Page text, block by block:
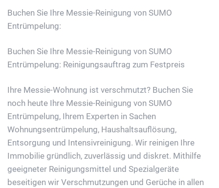
Buchen Sie Ihre Messie-Reinigung von SUMO
Entrümpelung:
Buchen Sie Ihre Messie-Reinigung von SUMO
Entrümpelung: Reinigungsauftrag zum Festpreis
Ihre Messie-Wohnung ist verschmutzt? Buchen Sie
noch heute Ihre Messie-Reinigung von SUMO
Entrümpelung, Ihrem Experten in Sachen
Wohnungsentrümpelung, Haushaltsauflösung,
Entsorgung und Intensivreinigung. Wir reinigen Ihre
Immobilie gründlich, zuverlässig und diskret. Mithilfe
geeigneter Reinigungsmittel und Spezialgeräte
beseitigen wir Verschmutzungen und Gerüche in allen